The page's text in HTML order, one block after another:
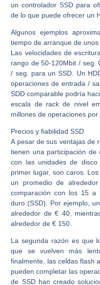
un controlador SSD para
de lo que puede ofrecer un
Algunos ejemplos
tiempo de arranque de
Las velocidades de
rango de 50-120Mbit / seg.
/ seg. para un SSD. Un
operaciones de entrada /
SDD comparable podría
escala de rack de nivel
millones de operaciones por
Precios y fiabilidad SSD
A pesar de sus ventajas de
tienen una participación de
con las unidades de
primer lugar, son caros.
un promedio de
comparación con los 15
duro (SSD). Por ejemplo,
alrededor de € 40,
alrededor de € 150.
La segunda razón es que
que se vuelven más
finalmente, las celdas flash
pueden completar las
de SSD han creado